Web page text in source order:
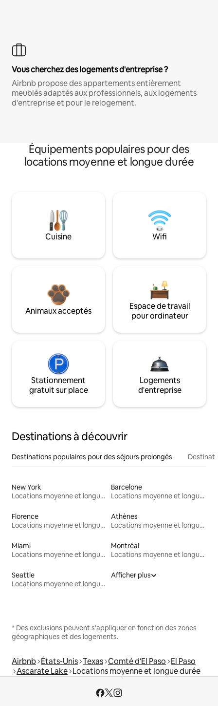
Vous cherchez des logements d'entreprise ?
Airbnb propose des appartements entièrement
meublés adaptés aux professionnels, aux logements
d'entreprise et pour le relogement.
Équipements populaires pour des
locations moyenne et longue durée
Cuisine Wifi
Animaux acceptés
Espace de travail
pour ordinateur
Stationnement
gratuit sur place
Logements
d'entreprise
Destinations à découvrir
Destinations populaires pour des séjours prolongés
New York
Locations moyenne et longue durée
Barcelone
Locations moyenne et longue durée
Florence
Locations moyenne et longue durée
Athènes
Locations moyenne et longue durée
Miami
Locations moyenne et longue durée
Montréal
Locations moyenne et longue durée
Seattle
Locations moyenne et longue durée
Afficher plus
* Des exclusions peuvent s'appliquer en fonction des zones
géographiques et des logements.
Airbnb États-Unis Texas Comté d'El Paso El Paso
Ascarate Lake Locations moyenne et longue durée